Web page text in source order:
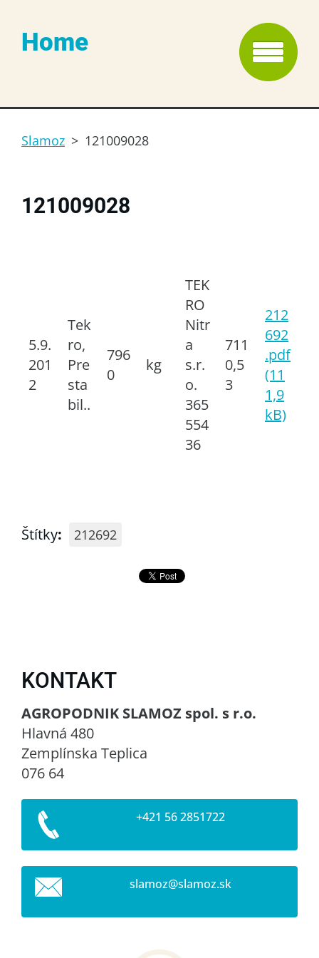
Home
Slamoz > 121009028
121009028
5.9.
201
2
Tek
ro,
Pre
sta
bil..
796
0
kg
TEK
RO
Nitr
a
s.r.
o.
365
554
36
711
0,5
3
212
692
.pdf
(11
1,9
kB)
Štítky: 212692
KONTAKT
AGROPODNIK SLAMOZ spol. s r.o.
Hlavná 480
Zemplínska Teplica
076 64
+421 56 2851722
slamoz@slamoz.sk